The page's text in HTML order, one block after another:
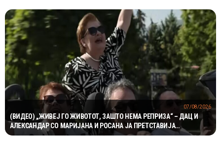
(ВИДЕО) „ЖИВЕЈ ГО ЖИВОТОТ, ЗАШТО НЕМА РЕПРИЗА“ – ДАЦ И
АЛЕКСАНДАР СО МАРИЈАНА И РОСАНА ЈА ПРЕТСТАВИЈА
„ЗАСЕКОГАШ МЛАДИ“
07/08/2026